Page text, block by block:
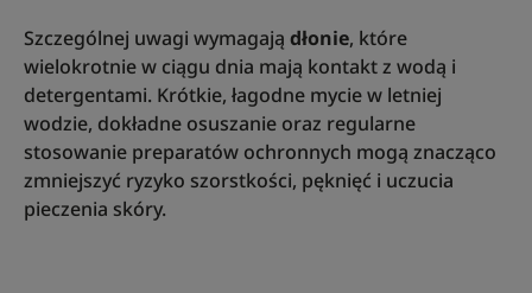
Szczególnej uwagi wymagają dłonie, które
wielokrotnie w ciągu dnia mają kontakt z wodą i
detergentami. Krótkie, łagodne mycie w letniej
wodzie, dokładne osuszanie oraz regularne
stosowanie preparatów ochronnych mogą znacząco
zmniejszyć ryzyko szorstkości, pęknięć i uczucia
pieczenia skóry.